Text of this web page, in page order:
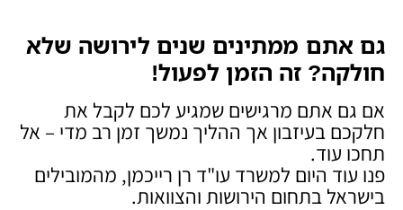
גם אתם ממתינים שנים לירושה שלא
חולקה? זה הזמן לפעול!
אם גם אתם מרגישים שמגיע לכם לקבל את
חלקכם בעיזבון אך ההליך נמשך זמן רב מדי – אל
תחכו עוד.
פנו עוד היום למשרד עו"ד רן רייכמן, מהמובילים
בישראל בתחום הירושות והצוואות.